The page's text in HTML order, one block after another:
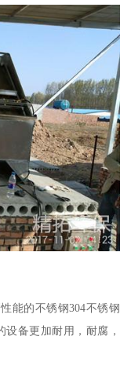
能的不锈钢304不锈钢
备更加耐用，耐腐，